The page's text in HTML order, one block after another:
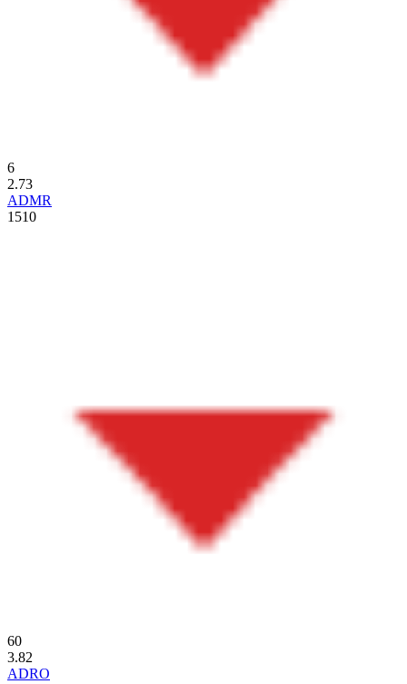
6
2.73
ADMR
1510
60
3.82
ADRO